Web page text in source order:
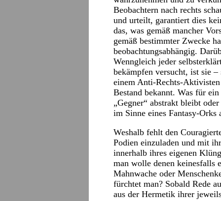
Beobachtern nach rechts
und urteilt, garantiert dies
das, was gemäß mancher
gemäß bestimmter Zwecke
beobachtungsabhängig.
Wenngleich jeder
bekämpfen versucht, ist sie
einem Anti-Rechts-
Bestand bekannt. Was für
„Gegner“ abstrakt bleibt
im Sinne eines Fantasy-Orks
Weshalb fehlt den
Podien einzuladen und mit
innerhalb ihres eigenen
man wolle denen keinesfalls
Mahnwache oder
fürchtet man? Sobald Rede
aus der Hermetik ihrer